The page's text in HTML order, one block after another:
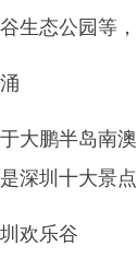
生态公园等
大鹏半岛南
深圳十大景
欢乐谷